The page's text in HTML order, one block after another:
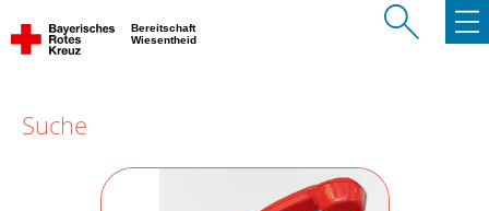
Bereitschaft
Wiesentheid
Suche